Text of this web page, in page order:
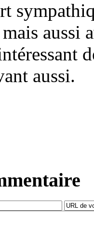
aussi
aussi.